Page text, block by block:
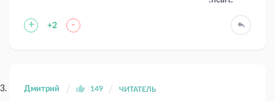
+ +2 -
Дмитрий 149 ЧИТАТЕЛЬ